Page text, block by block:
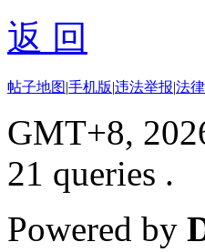
返 回
帖子地图|手机版|违法举报|法
GMT+8,
21 queries .
Powered by